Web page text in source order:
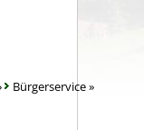
Bürgerservice»